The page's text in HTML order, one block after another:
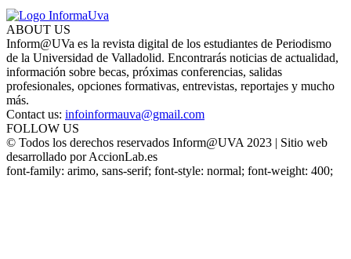
ABOUT US
Inform@UVa es la revista digital de los estudiantes de Periodismo
de la Universidad de Valladolid. Encontrarás noticias de actualidad,
información sobre becas, próximas conferencias, salidas
profesionales, opciones formativas, entrevistas, reportajes y mucho
más.
Contact us: infoinformauva@gmail.com
FOLLOW US
© Todos los derechos reservados Inform@UVA 2023 | Sitio web
desarrollado por AccionLab.es
font-family: arimo, sans-serif; font-style: normal; font-weight: 400;